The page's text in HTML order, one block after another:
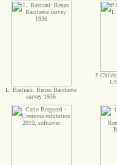
L. Bastiani: Renzo Bacchetta
survey 1936